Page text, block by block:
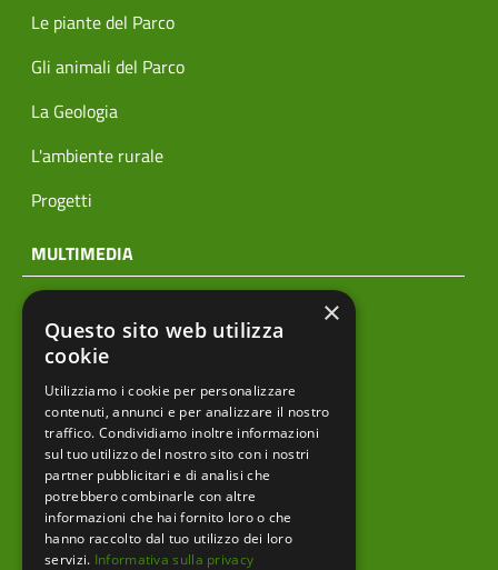
Le piante del Parco
Gli animali del Parco
La Geologia
L'ambiente rurale
Progetti
MULTIMEDIA
Archivio news
Prodotti editoriali
menu footer
Ente
Amministrazione trasparente
×
Questo sito web utilizza
cookie
Utilizziamo i cookie per personalizzare
contenuti, annunci e per analizzare il nostro
traffico. Condividiamo inoltre informazioni
sul tuo utilizzo del nostro sito con i nostri
partner pubblicitari e di analisi che
potrebbero combinarle con altre
informazioni che hai fornito loro o che
hanno raccolto dal tuo utilizzo dei loro
servizi. Informativa sulla privacy